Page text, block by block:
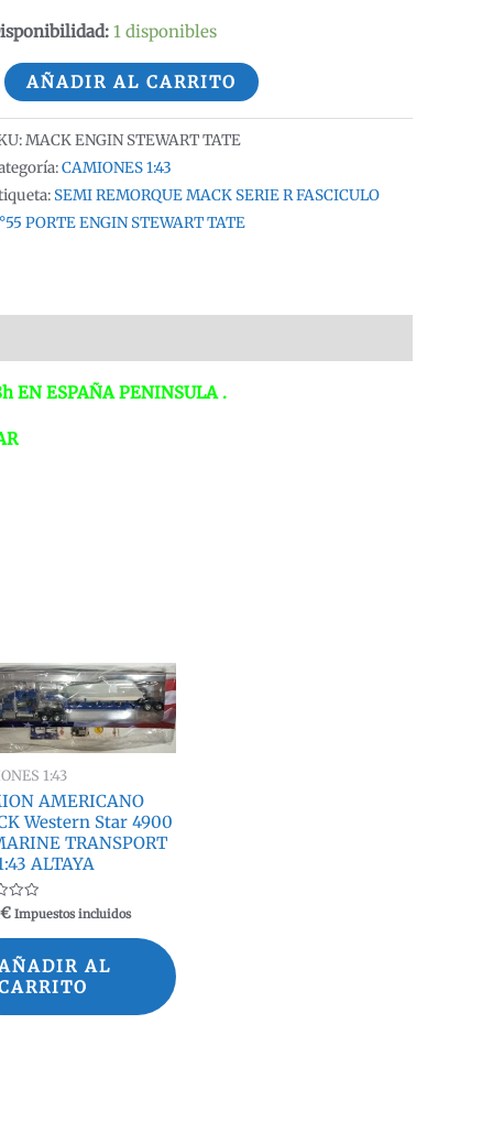
1 disponibles
AÑADIR AL CARRITO
MACK ENGIN STEWART TATE
CAMIONES 1:43
SEMI REMORQUE MACK SERIE R FASCICULO
PORTE ENGIN STEWART TATE
EN ESPAÑA PENINSULA .
1:43
AMERICANO
Western Star 4900
TRANSPORT
ALTAYA
€ Impuestos incluidos
AL